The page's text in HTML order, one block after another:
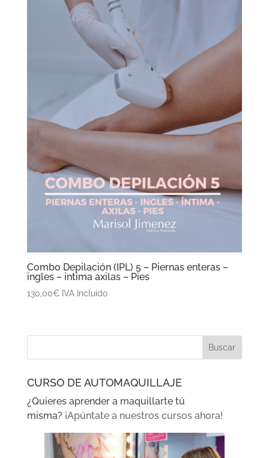
Combo Depilación (IPL) 5 – Piernas enteras –
ingles – intima axilas – Pies
130,00€ IVA Incluido
CURSO DE AUTOMAQUILLAJE
¿Quieres aprender a maquillarte tú
misma? ¡Apúntate a nuestros cursos ahora!